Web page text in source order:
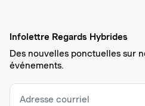
Infolettre Regards Hybrides
Des nouvelles ponctuelles sur
événements.